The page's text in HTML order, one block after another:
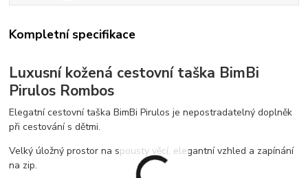
Kompletní specifikace
Luxusní kožená cestovní taška BimBi
Pirulos Rombos
Elegatní cestovní taška BimBi Pirulos je nepostradatelný doplněk
při cestování s dětmi.
Velký úložný prostor na spousty věcí, elegantní vzhled a zapínání
na zip.